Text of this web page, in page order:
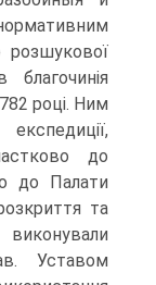
розшукової
благочинія
році. Ним
до
до Палати
та
Уставом